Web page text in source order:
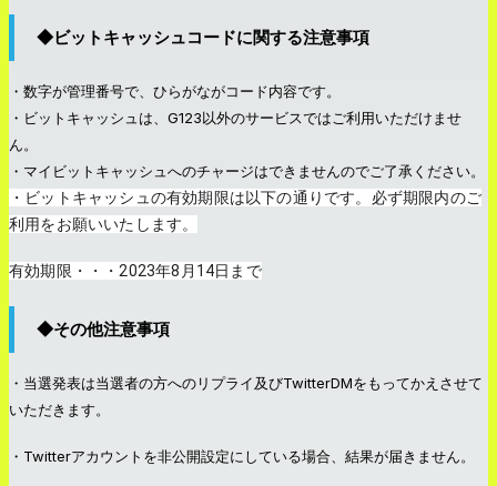
◆ビットキャッシュコードに関する注意事項
・数字が管理番号で、ひらがながコード内容です。
・ビットキャッシュは、G123以外のサービスではご利用いただけませ
ん。
・マイビットキャッシュへのチャージはできませんのでご了承ください。
・ビットキャッシュの有効期限は以下の通りです。必ず期限内のご
利用をお願いいたします。
有効期限・・・2023年8月14日まで
◆その他注意事項
・当選発表は当選者の方へのリプライ及びTwitterDMをもってかえさせて
いただきます。
・Twitterアカウントを非公開設定にしている場合、結果が届きません。